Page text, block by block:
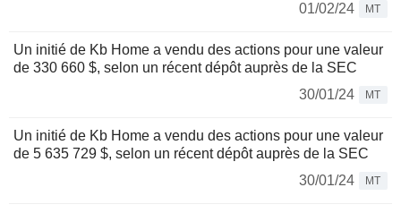
01/02/24
MT
Un initié de Kb Home a vendu des actions pour une valeur
de 330 660 $, selon un récent dépôt auprès de la SEC
30/01/24
MT
Un initié de Kb Home a vendu des actions pour une valeur
de 5 635 729 $, selon un récent dépôt auprès de la SEC
30/01/24
MT